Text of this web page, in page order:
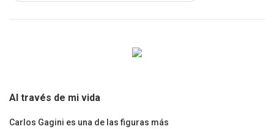
Al través de mi vida
Carlos Gagini es una de las figuras más